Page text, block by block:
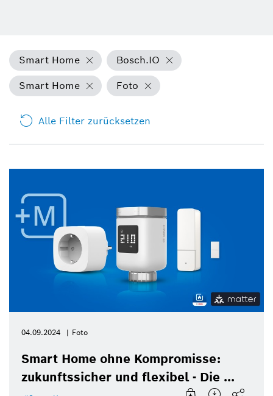
Smart Home
Bosch.IO
Smart Home
Foto
Alle Filter zurücksetzen
04.09.2024 Foto
Smart Home ohne Kompromisse:
zukunftssicher und flexibel - Die ...